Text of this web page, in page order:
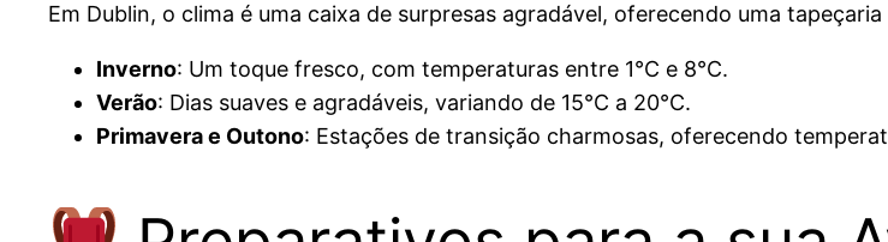
Em Dublin, o clima é uma caixa de surpresas agradável, oferecendo uma
Inverno: Um toque fresco, com temperaturas entre 1°C e 8°C.
Verão: Dias suaves e agradáveis, variando de 15°C a 20°C.
Primavera e Outono: Estações de transição charmosas, oferecendo